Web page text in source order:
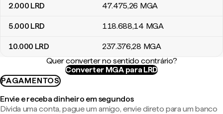
2.000 LRD 47.475,26 MGA
5.000 LRD 118.688,14 MGA
10.000 LRD 237.376,28 MGA
Quer converter no sentido contrário?
Converter MGA para LRD
PAGAMENTOS
Envie e receba dinheiro em segundos
Divida uma conta, pague um amigo, envie direto para um banco